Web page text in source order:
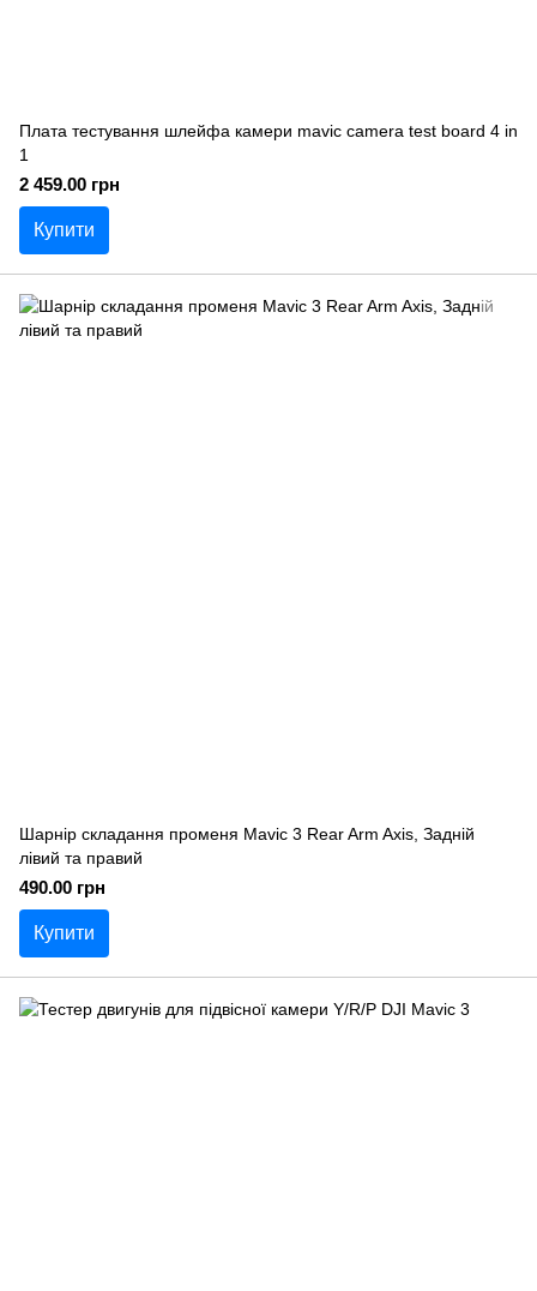
Плата тестування шлейфа камери mavic camera test board 4 in
1
2 459.00 грн
Купити
Шарнір складання променя Mavic 3 Rear Arm Axis, Задній
лівий та правий
490.00 грн
Купити